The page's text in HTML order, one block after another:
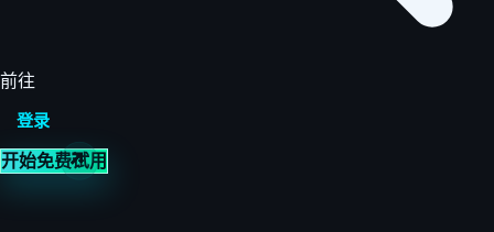
前往
登录
开始免费试用